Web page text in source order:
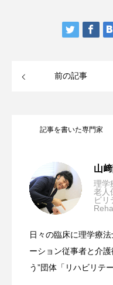
前の記事
記事を書いた専門家
山
理学
老人
ビリ
日々の臨床に理学療
ーション従事者と介
う”団体「リハビリテ
2026.07.27 ポジシ
は「置
2026.06.29 褥瘡・
ぜ起き
2026.05.28 立ち上